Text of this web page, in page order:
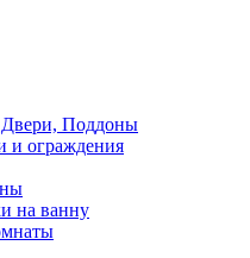
Поддоны
и ограждения
на ванну